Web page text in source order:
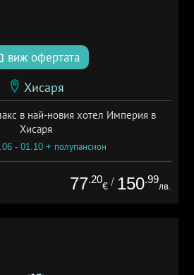
виж офертата
Хисаря
в най-новия хотел Империя в
Хисаря
- 01.10 + полупансион
77.20
€ / 150.99
лв.